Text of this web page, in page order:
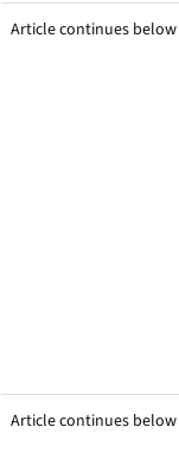
Article continues below
Article continues below